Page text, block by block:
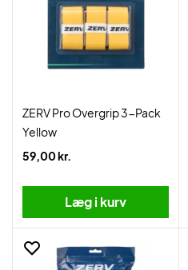
ZERV Pro Overgrip 3-Pack
Yellow
59,00 kr.
Læg i kurv